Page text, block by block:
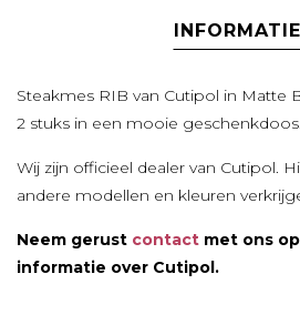
INFORMATIE
Steakmes RIB van Cutipol in Matte
2 stuks in een mooie geschenkdoos.
Wij zijn officieel dealer van Cutipol.
andere modellen en kleuren
Neem gerust contact met ons
informatie over Cutipol.